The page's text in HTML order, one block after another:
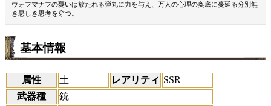
ウォフマナフの憂いは放たれる弾丸に力を与え、万人の心理の奥底に蔓延る分別無
き悪しき思考を穿つ。
基本情報
属性 土 レアリティ SSR
武器種
銃